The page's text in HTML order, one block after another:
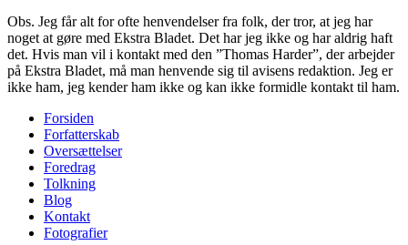
Obs. Jeg får alt for ofte henvendelser fra folk, der tror, at jeg har
noget at gøre med Ekstra Bladet. Det har jeg ikke og har aldrig haft
det. Hvis man vil i kontakt med den ”Thomas Harder”, der arbejder
på Ekstra Bladet, må man henvende sig til avisens redaktion. Jeg er
ikke ham, jeg kender ham ikke og kan ikke formidle kontakt til ham.
Footer
menu
Forsiden
Forfatterskab
Oversættelser
Foredrag
Tolkning
Blog
Kontakt
Fotografier